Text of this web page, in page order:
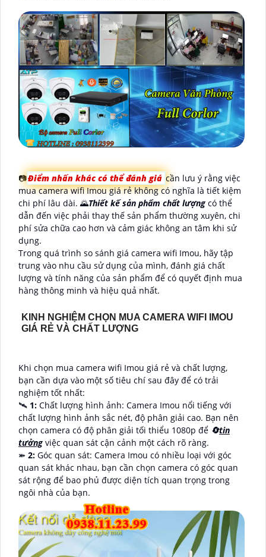
📷Điểm nhấn khác có thể đánh giá cần lưu ý rằng việc
mua camera wifi Imou giá rẻ không có nghĩa là tiết kiệm
chi phí lâu dài. 🌄Thiết kế sản phẩm chất lượng có thể
dẫn đến việc phải thay thế sản phẩm thường xuyên, chi
phí sửa chữa cao hơn và cảm giác không an tâm khi sử
dụng.
Trong quá trình so sánh giá camera wifi Imou, hãy tập
trung vào nhu cầu sử dụng của mình, đánh giá chất
lượng và tính năng của sản phẩm để có quyết định mua
hàng thông minh và hiệu quả nhất.
KINH NGHIỆM CHỌN MUA CAMERA WIFI IMOU
GIÁ RẺ VÀ CHẤT LƯỢNG
Khi chọn mua camera wifi Imou giá rẻ và chất lượng,
bạn cần dựa vào một số tiêu chí sau đây để có trải
nghiệm tốt nhất:
🛰 1: Chất lượng hình ảnh: Camera Imou nổi tiếng với
chất lượng hình ảnh sắc nét, độ phân giải cao. Bạn nên
chọn camera có độ phân giải tối thiểu 1080p để 🔄tin
tưởng việc quan sát cận cảnh một cách rõ ràng.
⤘ 2: Góc quan sát: Camera Imou có nhiều loại với góc
quan sát khác nhau, bạn cần chọn camera có góc quan
sát rộng để bao phủ được diện tích quan trọng trong
ngôi nhà của bạn.